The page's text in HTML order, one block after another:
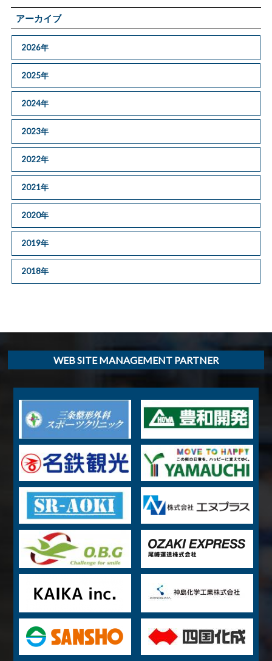
アーカイブ
2026年
2025年
2024年
2023年
2022年
2021年
2020年
2019年
2018年
WEB SITE MANAGEMENT PARTNER